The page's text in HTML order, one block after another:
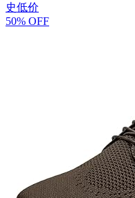
史低价
50% OFF